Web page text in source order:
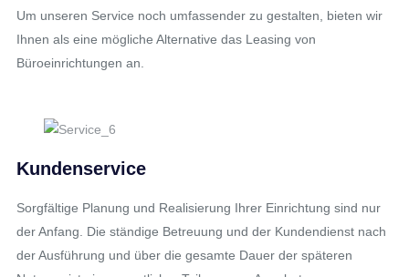
Um unseren Service noch umfassender zu gestalten, bieten wir
Ihnen als eine mögliche Alternative das Leasing von
Büroeinrichtungen an.
Kundenservice
Sorgfältige Planung und Realisierung Ihrer Einrichtung sind nur
der Anfang. Die ständige Betreuung und der Kundendienst nach
der Ausführung und über die gesamte Dauer der späteren